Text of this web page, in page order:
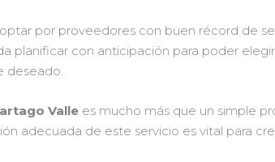
por proveedores con buen récord de
planificar con anticipación para poder
deseado.
Valle es mucho más que un simple
adecuada de este servicio es vital para